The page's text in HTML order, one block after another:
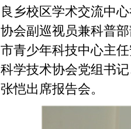
良乡校区学术交流中
协会副巡视员兼科普
市青少年科技中心主
科学技术协会党组书
张恺出席报告会。